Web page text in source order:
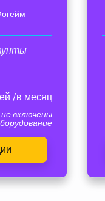
/в месяц
включены